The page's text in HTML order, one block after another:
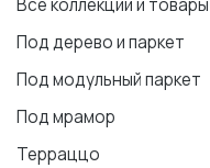
Все коллекции и товары
Под дерево и паркет
Под модульный паркет
Под мрамор
Терраццо